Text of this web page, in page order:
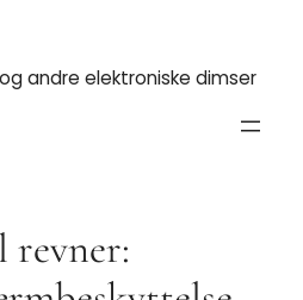
andre elektroniske dimser
revner: